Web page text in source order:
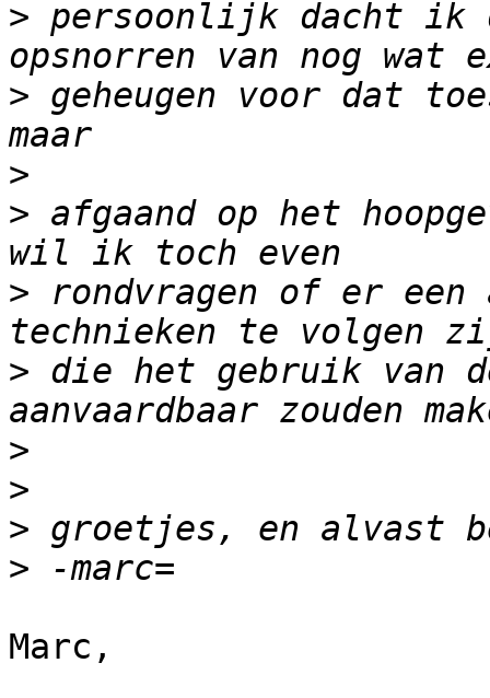
> persoonlijk dacht ik
> geheugen voor dat
>
> afgaand op het
> rondvragen of er
> die het gebruik van
>
>
>
>
Marc,